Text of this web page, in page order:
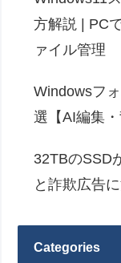
方解説 | PC
ァイル管理
Windowsフ
選【AI編集・
32TBのSSD
と詐欺広告
Categories